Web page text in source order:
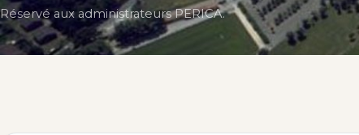
Réservé aux administrateurs PERICA.